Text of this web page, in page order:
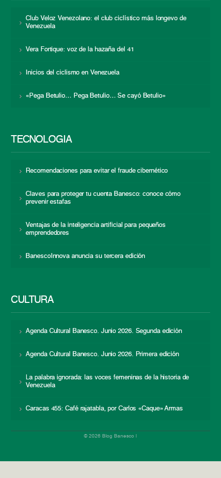
Club Veloz Venezolano: el club ciclístico más longevo de
Venezuela
Vera Fortique: voz de la hazaña del 41
Inicios del ciclismo en Venezuela
«Pega Betulio… Pega Betulio… Se cayó Betulio»
TECNOLOGÍA
Recomendaciones para evitar el fraude cibernético
Claves para proteger tu cuenta Banesco: conoce cómo
prevenir estafas
Ventajas de la inteligencia artificial para pequeños
emprendedores
BanescoInnova anuncia su tercera edición
CULTURA
Agenda Cultural Banesco. Junio 2026. Segunda edición
Agenda Cultural Banesco. Junio 2026. Primera edición
La palabra ignorada: las voces femeninas de la historia de
Venezuela
Caracas 455: Café rajatabla, por Carlos «Caque» Armas
© 2026 Blog Banesco |